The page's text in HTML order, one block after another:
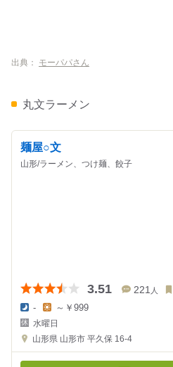
出典： モーパパさん
丸文ラーメン
麺屋○文
山形/ラーメン、つけ麺、餃子
3.51 221 人
夜
の
金
-
昼
の
金
額
～￥999
水曜日
山形県 山形市 平久保 16-4